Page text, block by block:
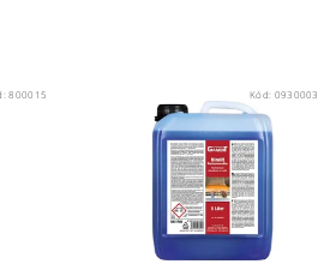
800015 Kód: 0930003